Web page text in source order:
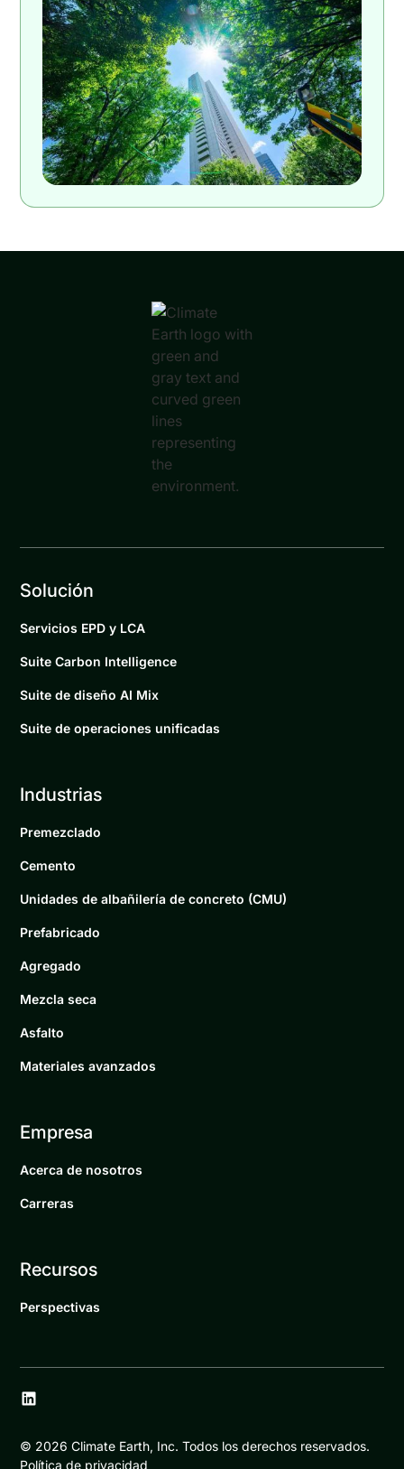
Solución
Servicios EPD y LCA
Suite Carbon Intelligence
Suite de diseño AI Mix
Suite de operaciones unificadas
Industrias
Premezclado
Cemento
Unidades de albañilería de concreto (CMU)
Prefabricado
Agregado
Mezcla seca
Asfalto
Materiales avanzados
Empresa
Acerca de nosotros
Carreras
Recursos
Perspectivas
© 2026 Climate Earth, Inc. Todos los derechos reservados.
Política de privacidad